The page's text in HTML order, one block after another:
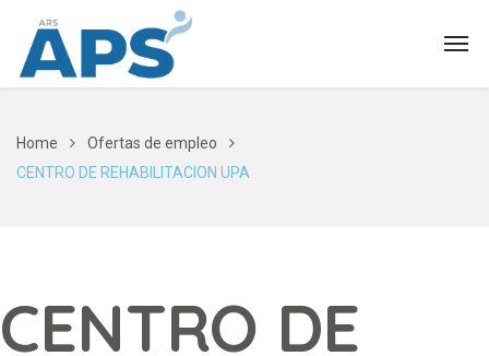
Home
Ofertas de empleo
CENTRO DE REHABILITACION UPA
CENTRO DE